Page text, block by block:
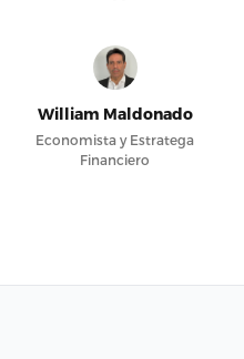
William Maldonado
Economista y Estratega
Financiero